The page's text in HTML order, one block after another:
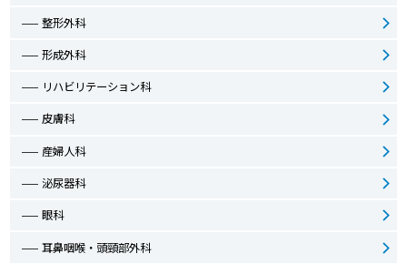
整形外科
形成外科
リハビリテーション科
皮膚科
産婦人科
泌尿器科
眼科
耳鼻咽喉・頭頸部外科